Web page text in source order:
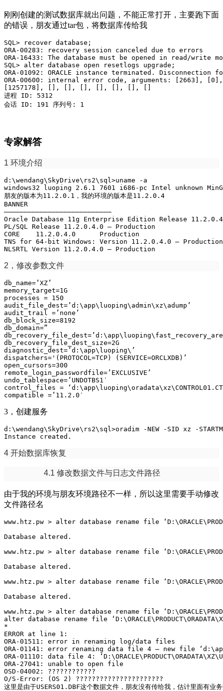
刚刚创建的测试数据库就出问题，不能正常打开，主要跑下面
的错误，朋友通过tar包，将数据库传给我
SQL> recover database;
ORA-00283: recovery session canceled due to errors
ORA-16433: The database must be opened in read/write
SQL> alter database open resetlogs upgrade;
ORA-01092: ORACLE instance terminated. Disconnection
ORA-00600: internal error code, arguments: [2663],
[1257178], [], [], [], [], [], [], []
进程 ID: 5312
会话 ID: 191 序列号: 1
专家解答
1 环境介绍
d:\wendang\SkyDrive\rs2\sql>uname -a
windows32 luoping 2.6.1 7601 i686-pc Intel unknown
朋友的版本为11.2.0.1，我的环境的版本是11.2.0.4
BANNER
——————————————————————————–
Oracle Database 11g Enterprise Edition Release
PL/SQL Release 11.2.0.4.0 – Production
CORE    11.2.0.4.0      Production
TNS for 64-bit Windows: Version 11.2.0.4.0 – Production
NLSRTL Version 11.2.0.4.0 – Production
2，修改参数文件
db_name=’XZ’
memory_target=1G
processes = 150
audit_file_dest=’d:\app\luoping\admin\xz\adump’
audit_trail =’none’
db_block_size=8192
db_domain=”
db_recovery_file_dest_size=2G
diagnostic_dest=’d:\app\luoping\’
dispatchers='(PROTOCOL=TCP) (SERVICE=ORCLXDB)’
open_cursors=300
remote_login_passwordfile=’EXCLUSIVE’
undo_tablespace=’UNDOTBS1′
control_files =
compatible =’11.2.0′
3，创建服务
d:\wendang\SkyDrive\rs2\sql>oradim -NEW -SID xz -
Instance created.
4 开始数据库恢复
4.1 修改数据文件与日志文件路径
由于我的环境与朋友环境路径不一样，所以这里需要手动修改
文件路径名
www.htz.pw > alter database rename file
Database altered.
www.htz.pw > alter database rename file
Database altered.
www.htz.pw > alter database rename file
Database altered.
www.htz.pw > alter database rename file
alter database rename file
*
ERROR at line 1:
ORA-01511: error in renaming log/data files
ORA-01141: error renaming data file 4 – new file
ORA-01110: data file 4:
ORA-27041: unable to open file
OSD-04002: ????????????
O/S-Error: (OS 2) ??????????????????????
这里是由于USERS01.DBF这个数据文件，朋友没有传给我，估计里面有业